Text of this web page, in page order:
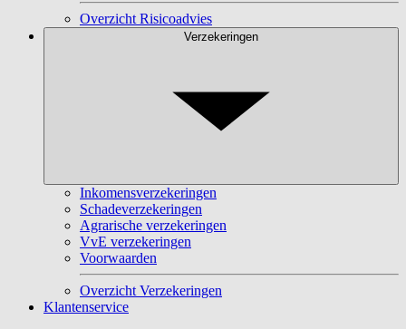
Overzicht Risicoadvies
Verzekeringen
Inkomensverzekeringen
Schadeverzekeringen
Agrarische verzekeringen
VvE verzekeringen
Voorwaarden
Overzicht Verzekeringen
Klantenservice